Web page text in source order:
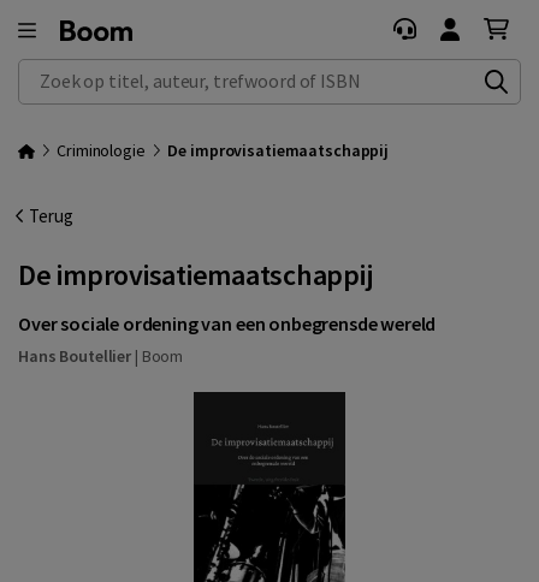
Zoek op titel, auteur, trefwoord of ISBN
Criminologie De improvisatiemaatschappij
Terug
De improvisatiemaatschappij
Over sociale ordening van een onbegrensde wereld
Hans Boutellier | Boom